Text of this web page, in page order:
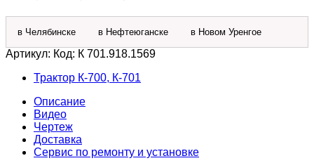
в Челябинске в Нефтеюганске в Новом Уренгое
Артикул: Код: К 701.918.1569
Трактор К-700, К-701
Описание
Видео
Чертеж
Доставка
Сервис по ремонту и установке